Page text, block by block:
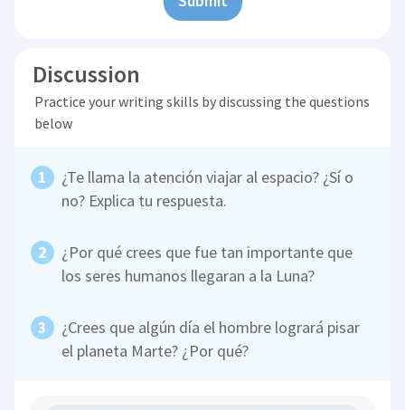
Discussion
Practice your writing skills by discussing the questions
below
¿Te llama la atención viajar al espacio? ¿Sí o
no? Explica tu respuesta.
¿Por qué crees que fue tan importante que
los seres humanos llegaran a la Luna?
¿Crees que algún día el hombre logrará pisar
el planeta Marte? ¿Por qué?